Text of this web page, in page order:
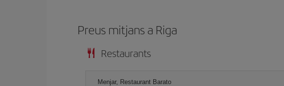
Preus mitjans a Riga
Restaurants
Menjar, Restaurant Barato